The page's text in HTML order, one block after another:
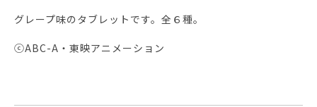
グレープ味のタブレットです。全６種。
ⓒABC-A・東映アニメーション